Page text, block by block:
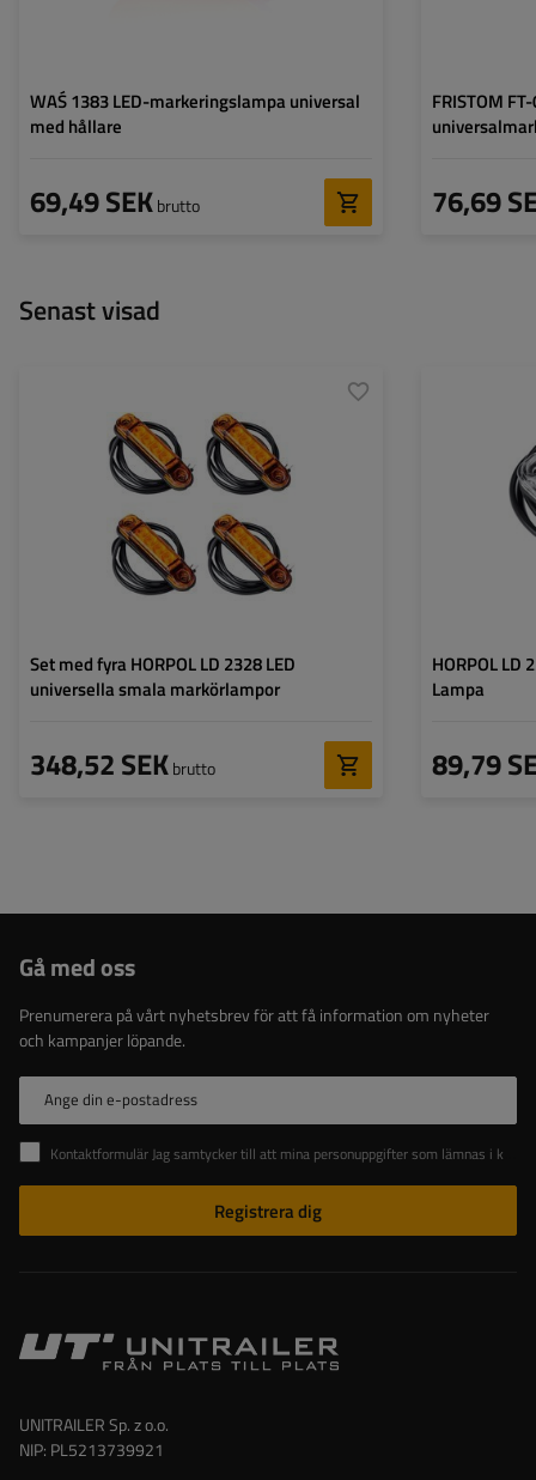
WAŚ 1383 LED-markeringslampa universal
med hållare
69,49 SEKbrutto
FRISTOM
76,69
Senast visad
Set med fyra HORPOL LD 2328 LED
universella smala markörlampor
348,52 SEKbrutto
LED
12/24 V
Lampans funktioner:
sidomarkeringslykta
Ledning för markeringslykta
två enkla
HORPOL LD
Lampa
89,79
Lampans
Ledning för
Gå med oss
Prenumerera på vårt nyhetsbrev för att få information om nyheter
och kampanjer löpande.
Ange din e-postadress
Kontaktformulär Jag samtycker till att mina personuppgifter som lämnas i kontaktformuläret behandlas i enlighet med Europaparlamentets och rådets förordning (EU).
Registrera dig
UNITRAILER Sp. z o.o.
NIP: PL5213739921